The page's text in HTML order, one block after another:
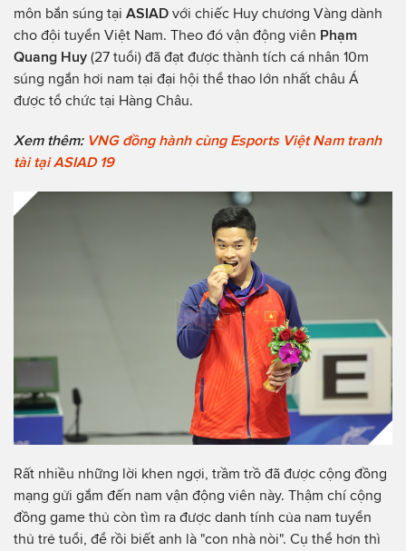
môn bắn súng tại ASIAD với chiếc Huy chương Vàng dành
cho đội tuyển Việt Nam. Theo đó vận động viên Phạm
Quang Huy (27 tuổi) đã đạt được thành tích cá nhân 10m
súng ngắn hơi nam tại đại hội thể thao lớn nhất châu Á
được tổ chức tại Hàng Châu.
Xem thêm: VNG đồng hành cùng Esports Việt Nam tranh
tài tại ASIAD 19
Rất nhiều những lời khen ngợi, trầm trồ đã được cộng đồng
mạng gửi gắm đến nam vận động viên này. Thậm chí cộng
đồng game thủ còn tìm ra được danh tính của nam tuyển
thủ trẻ tuổi, để rồi biết anh là "con nhà nòi". Cụ thể hơn thì